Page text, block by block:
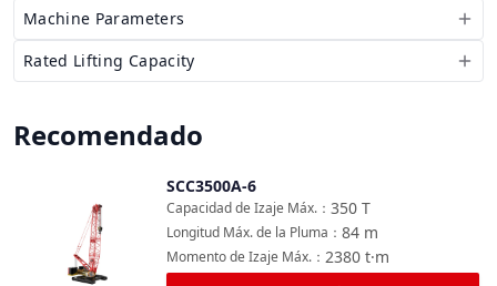
Machine Parameters
Rated Lifting Capacity
Recomendado
SCC3500A-6
350 T
Capacidad de Izaje Máx. ：
84 m
Longitud Máx. de la Pluma ：
2380 t·m
Momento de Izaje Máx. ：